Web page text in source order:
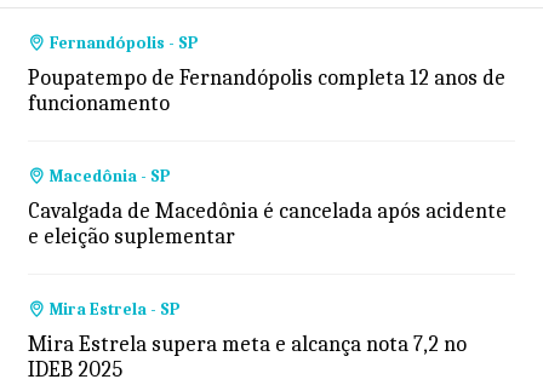
Fernandópolis - SP
Poupatempo de Fernandópolis completa 12 anos de
funcionamento
Macedônia - SP
Cavalgada de Macedônia é cancelada após acidente
e eleição suplementar
Mira Estrela - SP
Mira Estrela supera meta e alcança nota 7,2 no
IDEB 2025